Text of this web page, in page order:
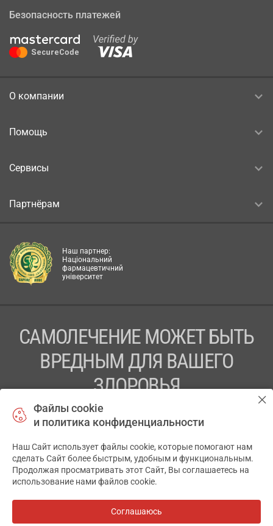
Безопасность платежей
О компании
Помощь
Сервисы
Партнёрам
Наш партнер:
Національний
фармацевтичний
університет
САМОЛЕЧЕНИЕ МОЖЕТ БЫТЬ
ВРЕДНЫМ ДЛЯ ВАШЕГО
ЗДОРОВЬЯ
ПЕРЕД ПРИМЕНЕНИЕМ ПРЕПАРАТА
ПРОКОНСУЛЬТИРУЙТЕСЬ С ВРАЧОМ
ТОВ «АПТЕКА 911.ЮА» Код ЄДРПОУ 43631965.
Отказ от ответственности
АПТЕКА911.ЮА
Файлы cookie
и политика конфиденциальности
Наш Сайт использует файлы cookie, которые помогают нам
сделать Сайт более быстрым, удобным и функциональным.
Продолжая просматривать этот Сайт, Вы соглашаетесь на
использование нами файлов cookie.
Соглашаюсь
✕